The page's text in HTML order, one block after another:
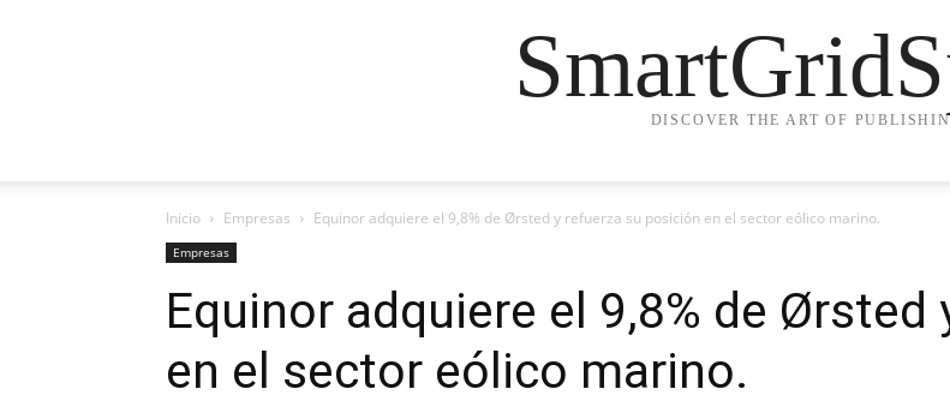
DISCOVER THE ART OF
Inicio Empresas Equinor adquiere el 9,8% de Ørsted y refuerza su posición en el sector eólico marino.
Empresas
Equinor adquiere el 9,8% de
en el sector eólico marino.